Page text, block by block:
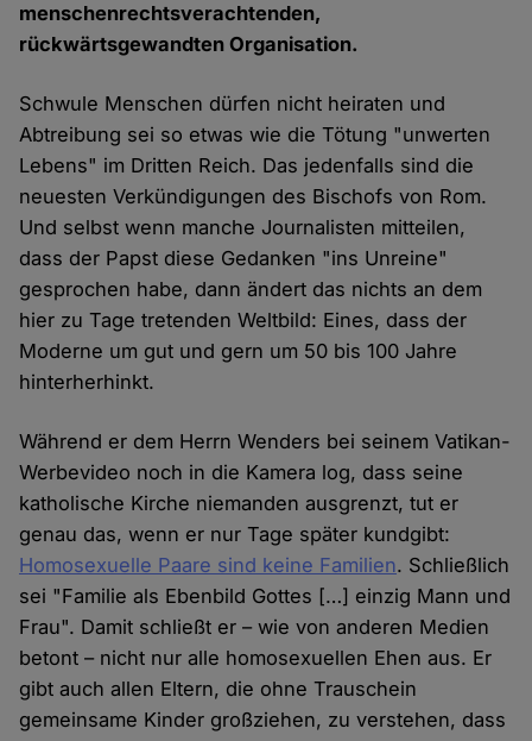
menschenrechtsverachtenden,
rückwärtsgewandten Organisation.
Schwule Menschen dürfen nicht heiraten und
Abtreibung sei so etwas wie die Tötung "unwerten
Lebens" im Dritten Reich. Das jedenfalls sind die
neuesten Verkündigungen des Bischofs von Rom.
Und selbst wenn manche Journalisten mitteilen,
dass der Papst diese Gedanken "ins Unreine"
gesprochen habe, dann ändert das nichts an dem
hier zu Tage tretenden Weltbild: Eines, dass der
Moderne um gut und gern um 50 bis 100 Jahre
hinterherhinkt.
Während er dem Herrn Wenders bei seinem Vatikan-
Werbevideo noch in die Kamera log, dass seine
katholische Kirche niemanden ausgrenzt, tut er
genau das, wenn er nur Tage später kundgibt:
Homosexuelle Paare sind keine Familien. Schließlich
sei "Familie als Ebenbild Gottes […] einzig Mann und
Frau". Damit schließt er – wie von anderen Medien
betont – nicht nur alle homosexuellen Ehen aus. Er
gibt auch allen Eltern, die ohne Trauschein
gemeinsame Kinder großziehen, zu verstehen, dass